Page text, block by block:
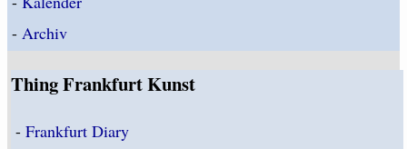
- Archiv
Thing Frankfurt Kunst
-Frankfurt Diary